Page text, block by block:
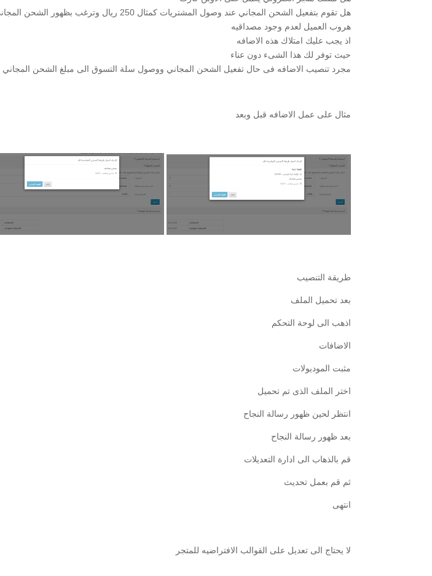
هل تقوم بتفعيل الشحن المجاني عند وصول
هروب العميل لعدم وجود مصداقيه
اذ يجب عليك امتلاك هذه الاضافه
حيث توفر لك هذا الشىء دون عناء
مجرد تنصيب الاضافه فى حال تفعيل الشحن المجاني ووصول سلة التسوق الى مبلغ الشحن
مثال على عمل الاضافه قبل وبعد
طريقة التنصيب
بعد تحميل الملف
اذهب الى لوحة التحكم
الاضافات
مثبت الموديولات
اختر الملف الذى تم تحميل
انتظر لحين ظهور رسالة النجاح
بعد ظهور رسالة النجاح
قم بالذهاب الى ادارة التعديلات
ثم قم بعمل تحديث
انتهى
لا يحتاج الى تعديل على القوالب الافتراضيه للمتجر